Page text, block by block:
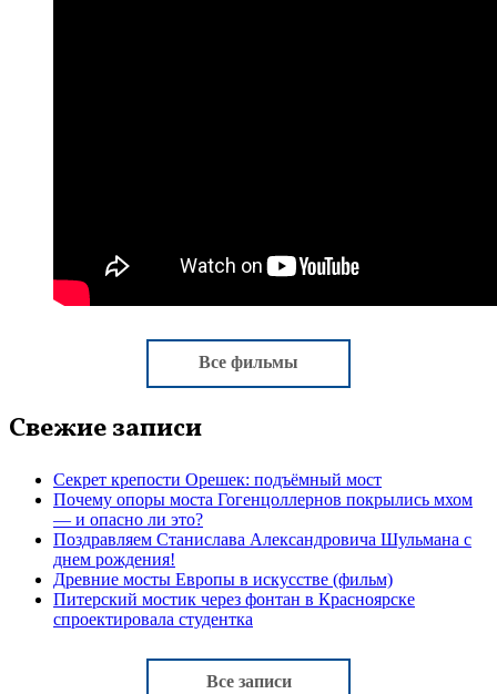
Все фильмы
Свежие записи
Секрет крепости Орешек: подъёмный мост
Почему опоры моста Гогенцоллернов покрылись мхом
— и опасно ли это?
Поздравляем Станислава Александровича Шульмана с
днем рождения!
Древние мосты Европы в искусстве (фильм)
Питерский мостик через фонтан в Красноярске
спроектировала студентка
Все записи